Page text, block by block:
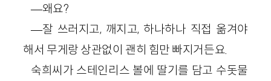
―왜요?
―잘 쓰러지고, 깨지고, 하나하나 직접 옮겨야
해서 무게랑 상관없이 괜히 힘만 빠지거든요.
숙희씨가 스테인리스 볼에 딸기를 담고 수돗물